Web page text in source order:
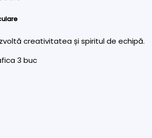
creativitatea și spiritul de echipă.